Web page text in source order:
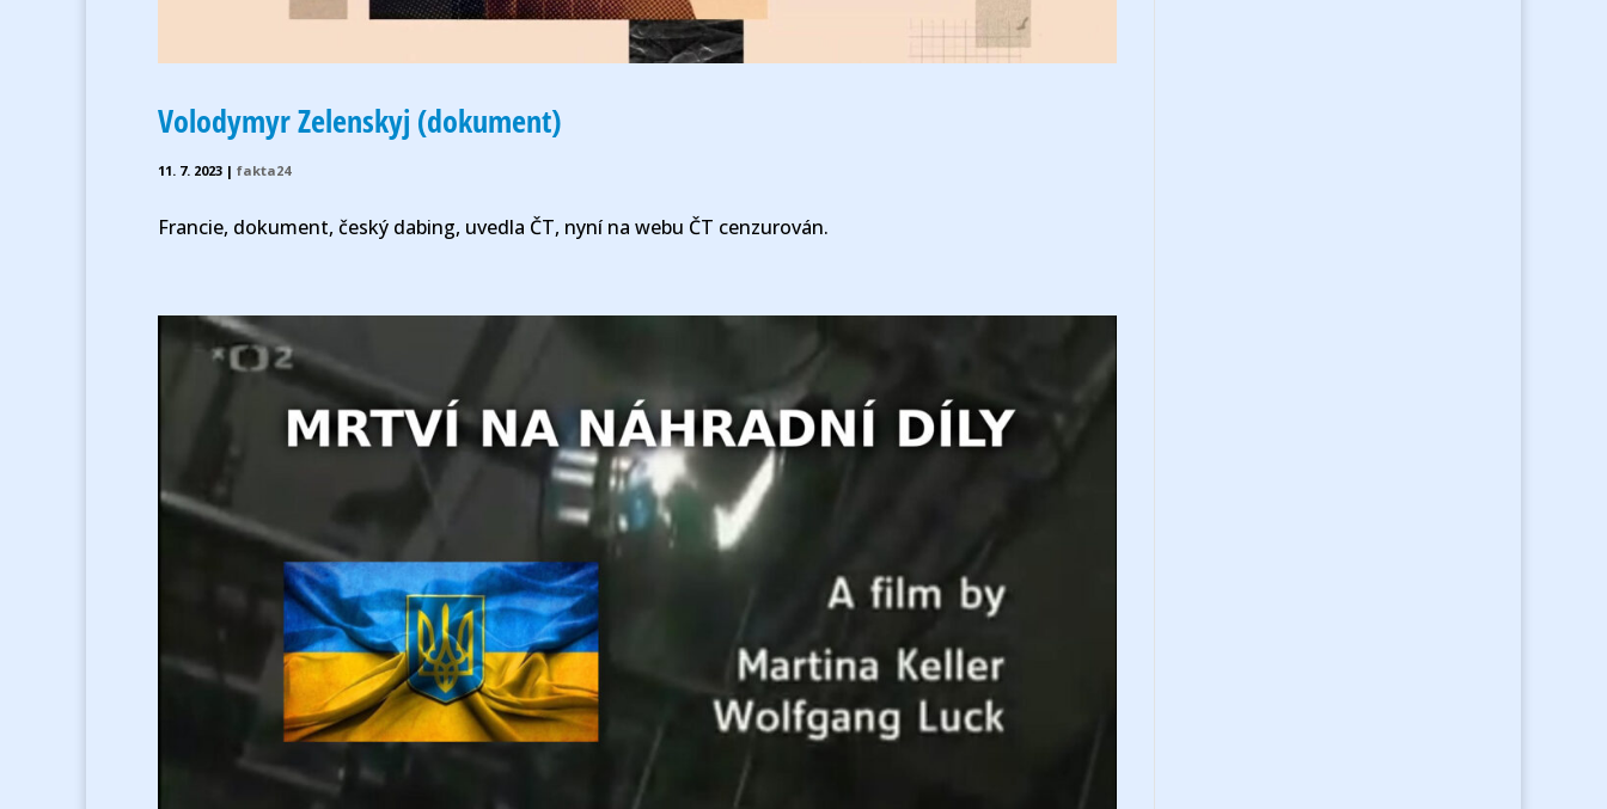
Volodymyr Zelenskyj (dokument)
11. 7. 2023 | fakta24
Francie, dokument, český dabing, uvedla ČT, nyní na webu ČT cenzurován.